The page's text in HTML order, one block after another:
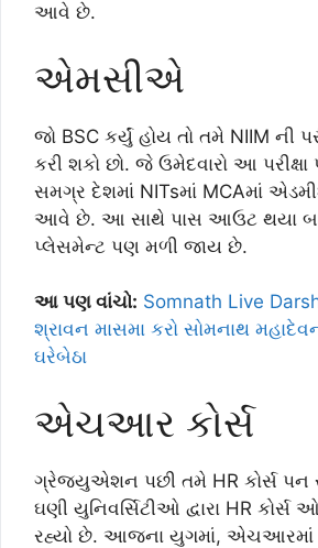
આવે છે.
એમસીએ
જો BSC કર્યું હોય તો તમે NIIM ની
કરી શકો છો. જે ઉમેદવારો આ
સમગ્ર દેશમાં NITsમાં MCAમાં
આવે છે. આ સાથે પાસ આઉટ થયા
પ્લેસમેન્ટ પણ મળી જાય છે.
આ પણ વાંચો: Somnath Live
શ્રાવન માસમા કરો સોમનાથ
ઘરેબેઠા
એચઆર કોર્સ
ગ્રેજ્યુએશન પછી તમે HR કોર્સ પન
ઘણી યુનિવર્સિટીઓ દ્વારા HR
રહ્યો છે. આજના યુગમાં, એચઆરમાં